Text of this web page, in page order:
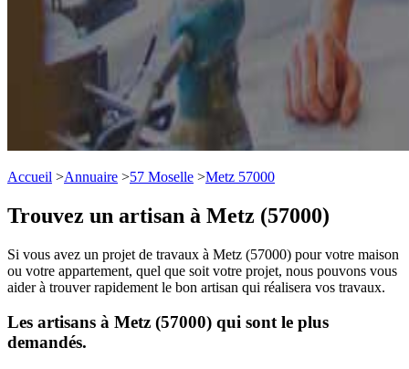
Accueil >Annuaire >57 Moselle >Metz 57000
Trouvez un artisan à Metz (57000)
Si vous avez un projet de travaux à Metz (57000) pour votre maison
ou votre appartement, quel que soit votre projet, nous pouvons vous
aider à trouver rapidement le bon artisan qui réalisera vos travaux.
Les artisans à Metz (57000) qui sont le plus
demandés.